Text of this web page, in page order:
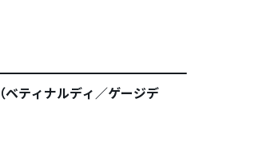
ティナルディ／ゲージデ